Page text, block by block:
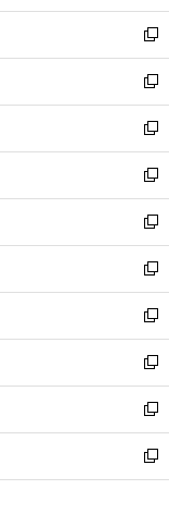
開
く
ウ
で
開
く
ン
ド
ウ
で
開
く
ウ
ィ
ン
ド
ウ
で
開
く
新
し
い
ウ
ィ
ン
ド
ウ
で
開
く
新
し
い
ウ
ィ
ン
ド
ウ
で
開
く
新
し
い
ウ
ィ
ン
ド
ウ
で
開
く
新
し
い
ウ
ィ
ン
ド
ウ
で
開
く
新
し
い
ウ
ィ
ン
ド
ウ
で
開
く
新
し
い
ウ
ィ
ン
ド
ウ
で
開
新
し
い
ウ
ィ
ン
ド
ウ
新
し
い
ウ
ィ
ン
新
し
い
ウ
新
し